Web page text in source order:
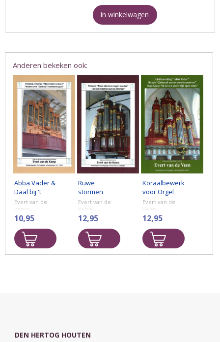
In winkelwagen
Anderen bekeken ook:
Abba Vader &
Daal bij 't
huiswaarts
gaan -
Notenschrift
Evert van de
Kamp -
10,95
Ruwe
stormen
mogen
woeden & Zie
ons wachten
aan de
stromen -
Notenschrift
Evert van de
Kamp -
Fantasie.
12,95
Koraalbewerkingen
voor Orgel
Evert van de
Veen -
Liedbewerkingen
'Abba Vader'
Rondo
'Lichtstad met
uw paarlen
poorten'
12,95
DEN HERTOG HOUTEN